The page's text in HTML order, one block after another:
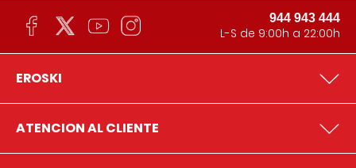
944 943 444
L-S de 9:00h a 22:00h
EROSKI
ATENCION AL CLIENTE